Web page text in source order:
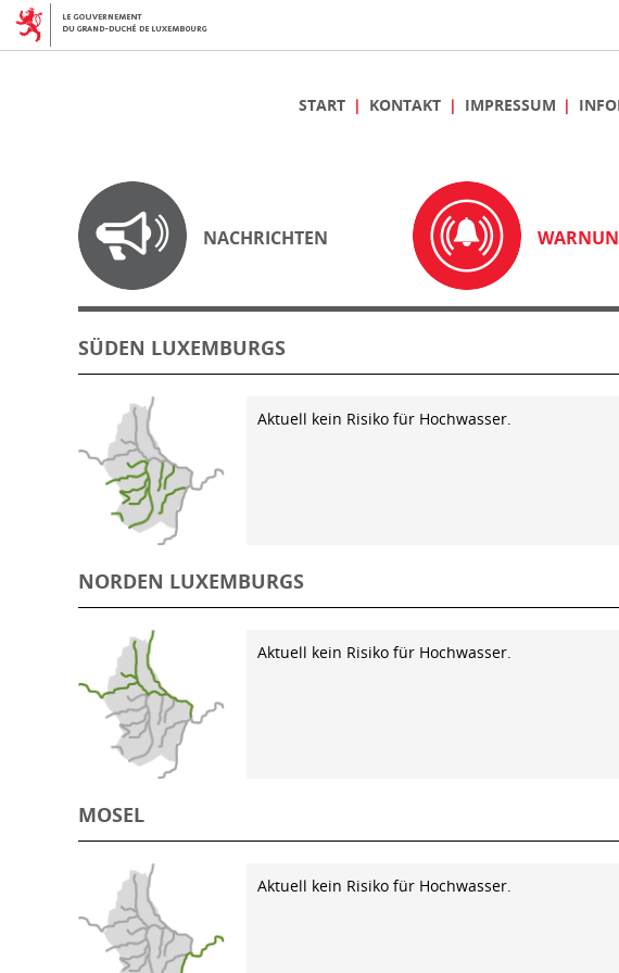
START KONTAKT IMPRESSUM
NACHRICHTEN
SÜDEN LUXEMBURGS
Aktuell kein Risiko für Hochwasser.
NORDEN LUXEMBURGS
Aktuell kein Risiko für Hochwasser.
MOSEL
Aktuell kein Risiko für Hochwasser.